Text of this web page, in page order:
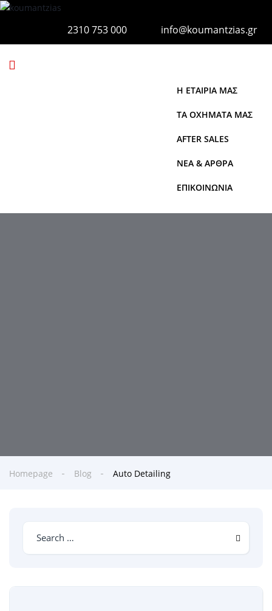
2310 753 000 info@koumantzias.gr
Η ΕΤΑΙΡΙΑ ΜΑΣ
ΤΑ ΟΧΗΜΑΤΑ ΜΑΣ
AFTER SALES
ΝΕΑ & ΑΡΘΡΑ
ΕΠΙΚΟΙΝΩΝΙΑ
Homepage Blog Auto Detailing